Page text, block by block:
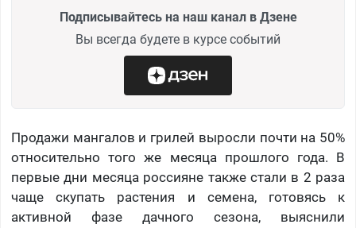
Подписывайтесь на наш канал в Дзене
Вы всегда будете в курсе событий
Продажи мангалов и грилей выросли почти на 50%
относительно того же месяца прошлого года. В
первые дни месяца россияне также стали в 2 раза
чаще скупать растения и семена, готовясь к
активной фазе дачного сезона, выяснили